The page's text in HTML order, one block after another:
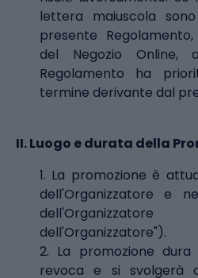
lettera maiuscola
presente
del Negozio
Regolamento ha
termine derivante dal
II.Luogo e durata della
1. La promozione è
dell'Organizzatore e
dell'Organizzatore").
2. La promozione
revoca e si svolgerà